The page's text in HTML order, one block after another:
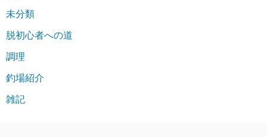
未分類
脱初心者への道
調理
釣場紹介
雑記